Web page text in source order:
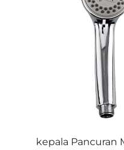
kepala Pancuran